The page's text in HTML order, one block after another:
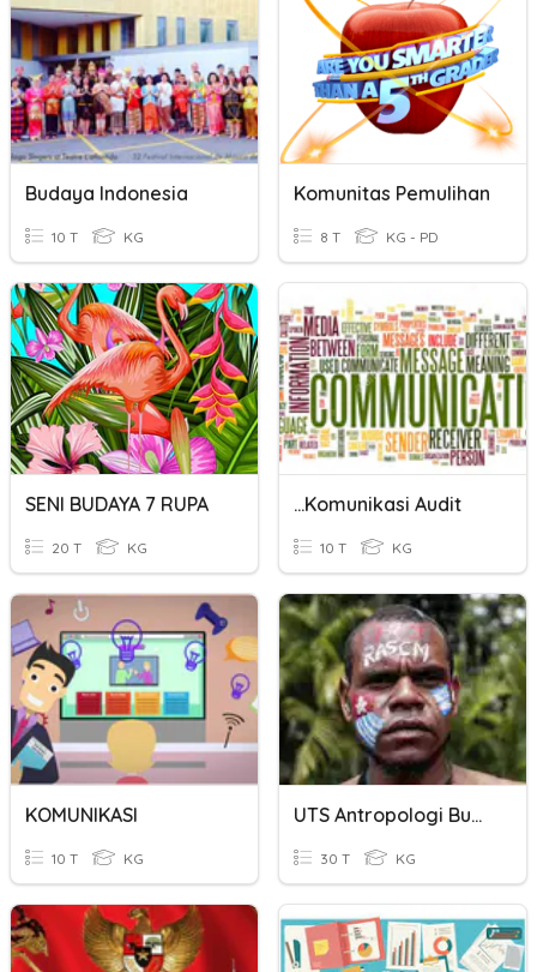
Budaya Indonesia
10 T KG
Komunitas Pemulihan
8 T KG - PD
SENI BUDAYA 7 RUPA
20 T KG
...Komunikasi Audit
10 T KG
KOMUNIKASI
10 T KG
UTS Antropologi Budaya
30 T KG